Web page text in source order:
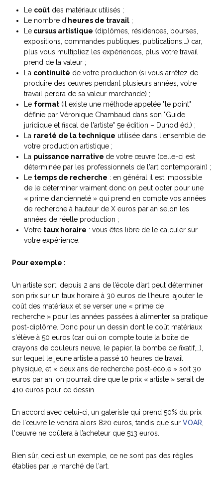
Le coût des matériaux utilisés ;
Le nombre d’ heures de travail ;
Le cursus artistique (diplômes, résidences, bourses,
expositions, commandes publiques, publications,…) car,
plus vous multipliez les expériences, plus votre travail
prend de la valeur ;
La continuité de votre production (si vous arrêtez de
produire des œuvres pendant plusieurs années, votre
travail perdra de sa valeur marchande) ;
Le format (il existe une méthode appelée "le point"
définie par Véronique Chambaud dans son "Guide
juridique et fiscal de l'artiste" 5e édition – Dunod éd.) ;
La rareté de la technique utilisée dans l'ensemble de
votre production artistique ;
La puissance narrative de votre œuvre (celle-ci est
déterminée par les professionnels de l'art contemporain) ;
Le temps de recherche : en général il est impossible
de le déterminer vraiment donc on peut opter pour une
« prime d’ancienneté » qui prend en compte vos années
de recherche à hauteur de X euros par an selon les
années de réelle production ;
Votre taux horaire : vous êtes libre de le calculer sur
votre expérience.
Pour exemple :
Un artiste sorti depuis 2 ans de l’école d’art peut déterminer
son prix sur un taux horaire à 30 euros de l’heure, ajouter le
coût des matériaux et se verser une « prime de
recherche » pour les années passées à alimenter sa pratique
post-diplôme. Donc pour un dessin dont le coût matériaux
s'élève à 50 euros (car oui on compte toute la boîte de
crayons de couleurs neuve, le papier, la bombe de fixatif,…),
sur lequel le jeune artiste a passé 10 heures de travail
physique, et « deux ans de recherche post-école » soit 30
euros par an, on pourrait dire que le prix « artiste » serait de
410 euros pour ce dessin.
En accord avec celui-ci, un galeriste qui prend 50% du prix
de l'œuvre le vendra alors 820 euros, tandis que sur VOAR,
l'œuvre ne coûtera à l’acheteur que 513 euros.
Bien sûr, ceci est un exemple, ce ne sont pas des règles
établies par le marché de l'art.